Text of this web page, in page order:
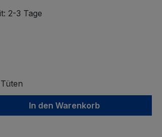
2-3 Tage
den gewünschten Wert
In den Warenkorb